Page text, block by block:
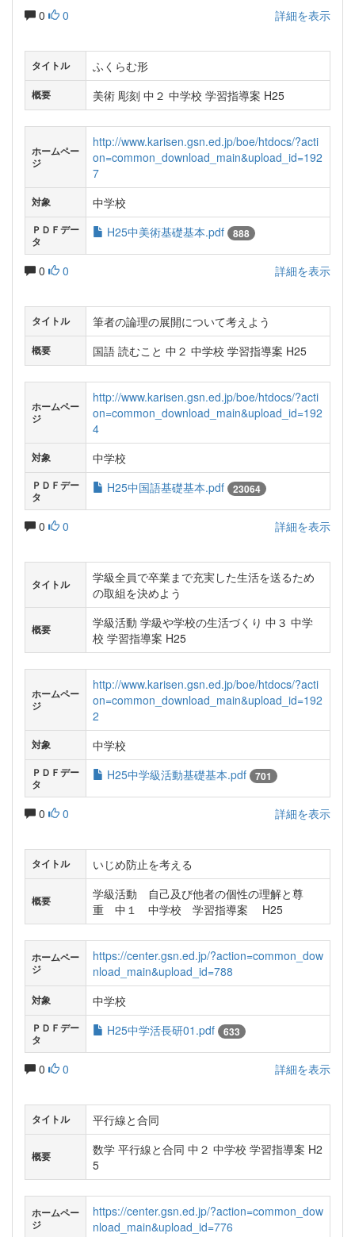
0 0 詳細を表示
タイトル ふくらむ形
概要 美術 彫刻 中２ 中学校 学習指導案 H25
ホームペー
ジ
http://www.karisen.gsn.ed.jp/boe/htdocs/?acti
on=common_download_main&upload_id=192
7
対象 中学校
ＰＤＦデー
タ
H25中美術基礎基本.pdf 888
0 0 詳細を表示
タイトル 筆者の論理の展開について考えよう
概要 国語 読むこと 中２ 中学校 学習指導案 H25
ホームペー
ジ
http://www.karisen.gsn.ed.jp/boe/htdocs/?acti
on=common_download_main&upload_id=192
4
対象 中学校
ＰＤＦデー
タ
H25中国語基礎基本.pdf 23064
0 0 詳細を表示
タイトル
学級全員で卒業まで充実した生活を送るため
の取組を決めよう
概要
学級活動 学級や学校の生活づくり 中３ 中学
校 学習指導案 H25
ホームペー
ジ
http://www.karisen.gsn.ed.jp/boe/htdocs/?acti
on=common_download_main&upload_id=192
2
対象 中学校
ＰＤＦデー
タ
H25中学級活動基礎基本.pdf 701
0 0 詳細を表示
タイトル いじめ防止を考える
概要
学級活動 自己及び他者の個性の理解と尊
重 中１ 中学校 学習指導案 H25
ホームペー
ジ
https://center.gsn.ed.jp/?action=common_dow
nload_main&upload_id=788
対象 中学校
ＰＤＦデー
タ
H25中学活長研01.pdf 633
0 0 詳細を表示
タイトル 平行線と合同
概要
数学 平行線と合同 中２ 中学校 学習指導案 H2
5
ホームペー
ジ
https://center.gsn.ed.jp/?action=common_dow
nload_main&upload_id=776